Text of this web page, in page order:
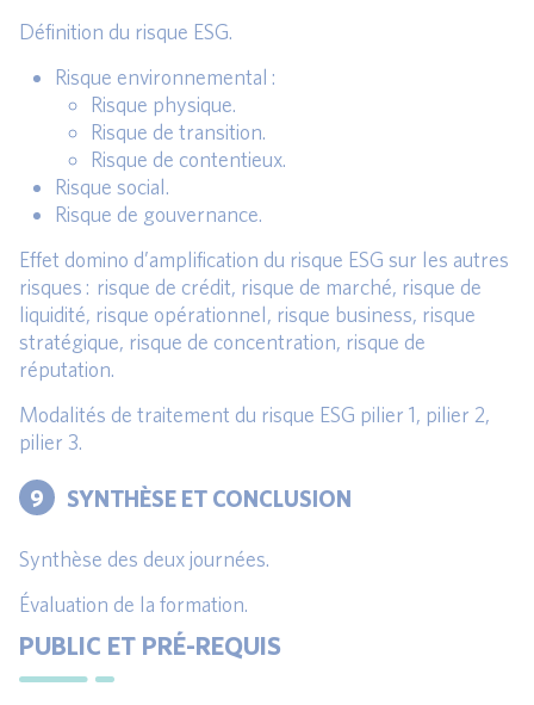
Définition du risque ESG.
Risque environnemental :
Risque physique.
Risque de transition.
Risque de contentieux.
Risque social.
Risque de gouvernance.
Effet domino d’amplification du risque ESG sur les autres
risques : risque de crédit, risque de marché, risque de
liquidité, risque opérationnel, risque business, risque
stratégique, risque de concentration, risque de
réputation.
Modalités de traitement du risque ESG pilier 1, pilier 2,
pilier 3.
9 SYNTHÈSE ET CONCLUSION
Synthèse des deux journées.
Évaluation de la formation.
PUBLIC ET PRÉ-REQUIS